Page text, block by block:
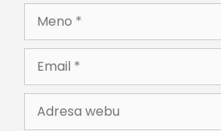
Adresa
webu